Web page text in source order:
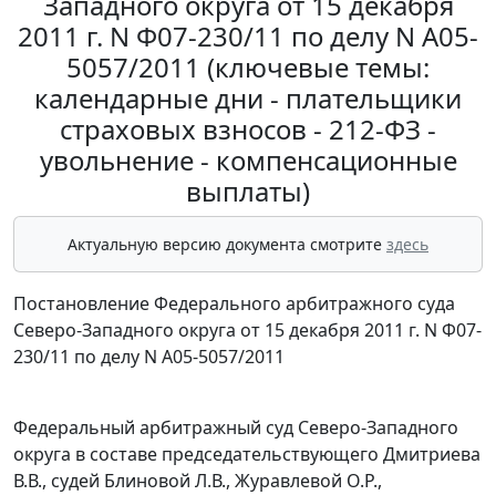
2011 г. N Ф07-230/11 по делу N А05-
5057/2011 (ключевые темы:
календарные дни - плательщики
страховых взносов - 212-ФЗ -
увольнение - компенсационные
выплаты)
Актуальную версию документа смотрите здесь
Постановление Федерального арбитражного суда
Северо-Западного округа от 15 декабря 2011 г. N Ф07-
230/11 по делу N А05-5057/2011
Федеральный арбитражный суд Северо-Западного
округа в составе председательствующего Дмитриева
В.В., судей Блиновой Л.В., Журавлевой О.Р.,